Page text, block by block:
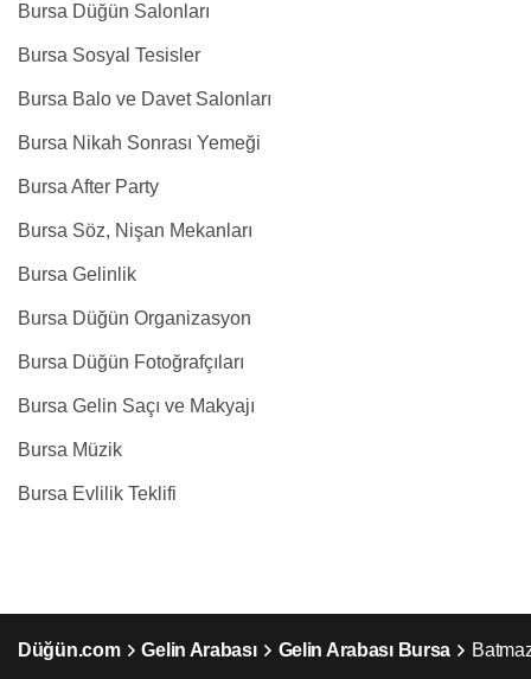
Bursa Düğün Salonları
Bursa Sosyal Tesisler
Bursa Balo ve Davet Salonları
Bursa Nikah Sonrası Yemeği
Bursa After Party
Bursa Söz, Nişan Mekanları
Bursa Gelinlik
Bursa Düğün Organizasyon
Bursa Düğün Fotoğrafçıları
Bursa Gelin Saçı ve Makyajı
Bursa Müzik
Bursa Evlilik Teklifi
Düğün.com Gelin Arabası Gelin Arabası Bursa